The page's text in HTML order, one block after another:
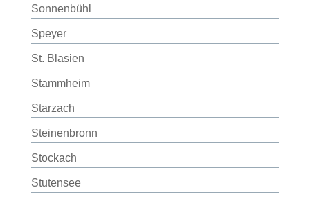
Sonnenbühl
Speyer
St. Blasien
Stammheim
Starzach
Steinenbronn
Stockach
Stutensee